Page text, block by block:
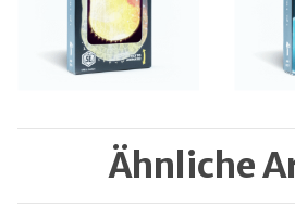
Ähnliche